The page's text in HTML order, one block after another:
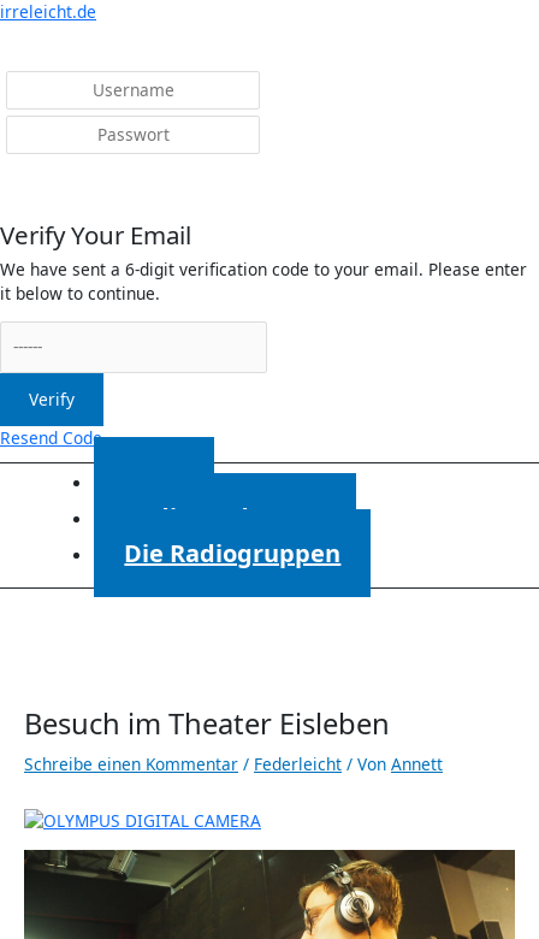
irreleicht.de
Verify Your Email
We have sent a 6-digit verification code to your email. Please enter
it below to continue.
Verify
Resend Code
Menü
Radiosendungen
Die Radiogruppen
Besuch im Theater Eisleben
Schreibe einen Kommentar / Federleicht / Von Annett